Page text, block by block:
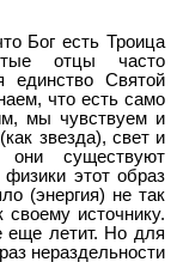
Бог есть Троица
отцы часто
единство Святой
что есть само
мы чувствуем и
звезда), свет и
существуют
этот образ
(энергия) не так
источнику.
еще летит. Но для
нераздельности